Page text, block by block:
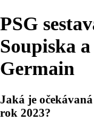
PSG
Soupiska
Germain
Jaká je
rok 2023?